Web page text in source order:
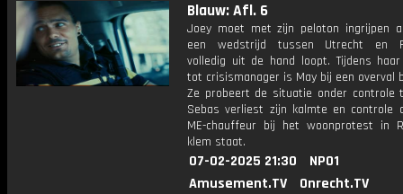
Blauw: Afl. 6
Joey moet met zijn peloton ingrijpen
een wedstrijd tussen Utrecht en
volledig uit de hand loopt. Tijdens
tot crisismanager is May bij een overval
Ze probeert de situatie onder controle
Sebas verliest zijn kalmte en controle
ME-chauffeur bij het woonprotest in
klem staat.
07-02-2025 21:30
NPO1
Amusement.TV
Onrecht.TV